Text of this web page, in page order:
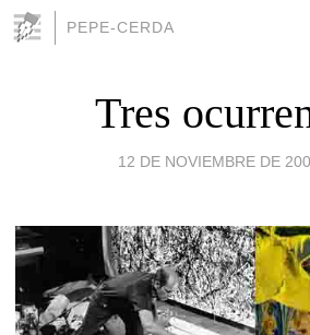
PEPE-CERDA
Tres
12 DE NOVIEMBRE DE